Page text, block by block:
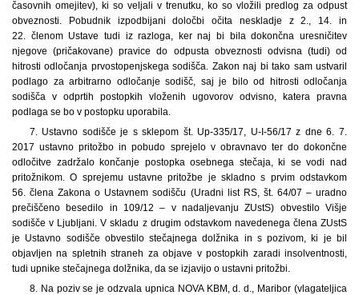
časovnih omejitev), ki so veljali v trenutku, ko so vložili predlog za odpust
obveznosti. Pobudnik izpodbijani določbi očita neskladje z 2., 14. in
22. členom Ustave tudi iz razloga, ker naj bi bila dokončna uresničitev
njegove (pričakovane) pravice do odpusta obveznosti odvisna (tudi) od
hitrosti odločanja prvostopenjskega sodišča. Zakon naj bi tako sam ustvaril
podlago za arbitrarno odločanje sodišč, saj je bilo od hitrosti odločanja
sodišča v odprtih postopkih vloženih ugovorov odvisno, katera pravna
podlaga se bo v postopku uporabila.
7. Ustavno sodišče je s sklepom št. Up-335/17, U-I-56/17 z dne 6. 7.
2017 ustavno pritožbo in pobudo sprejelo v obravnavo ter do dokončne
odločitve zadržalo končanje postopka osebnega stečaja, ki se vodi nad
pritožnikom. O sprejemu ustavne pritožbe je skladno s prvim odstavkom
56. člena Zakona o Ustavnem sodišču (Uradni list RS, št. 64/07 – uradno
prečiščeno besedilo in 109/12 – v nadaljevanju ZUstS) obvestilo Višje
sodišče v Ljubljani. V skladu z drugim odstavkom navedenega člena ZUstS
je Ustavno sodišče obvestilo stečajnega dolžnika in s pozivom, ki je bil
objavljen na spletnih straneh za objave v postopkih zaradi insolventnosti,
tudi upnike stečajnega dolžnika, da se izjavijo o ustavni pritožbi.
8. Na poziv se je odzvala upnica NOVA KBM, d. d., Maribor (vlagateljica